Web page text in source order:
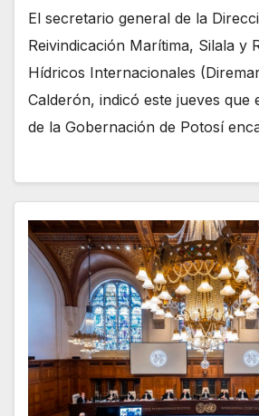
El secretario general de la
Reivindicación Marítima, Silala y
Hídricos Internacionales
Calderón, indicó este jueves que
de la Gobernación de Potosí